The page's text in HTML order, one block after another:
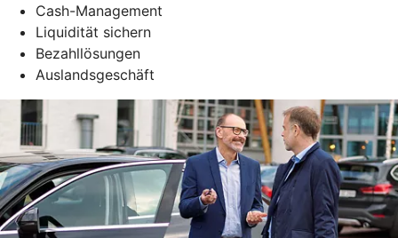
Cash-Management
Liquidität sichern
Bezahllösungen
Auslandsgeschäft